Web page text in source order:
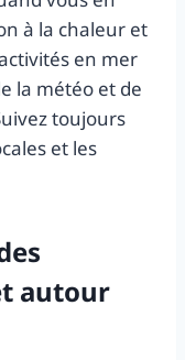
à la chaleur et
en mer
la météo et de
toujours
et les
autour